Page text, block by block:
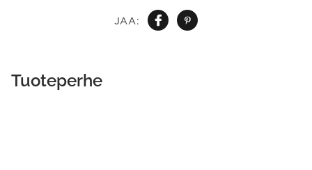
JAA:
Tuoteperhe